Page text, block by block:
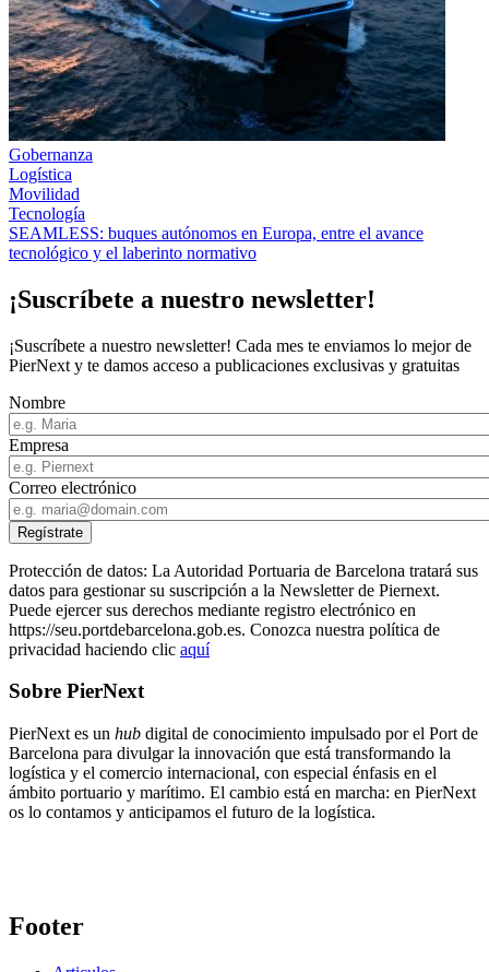
Gobernanza
Logística
Movilidad
Tecnología
SEAMLESS: buques autónomos en Europa, entre el avance
tecnológico y el laberinto normativo
¡Suscríbete a nuestro newsletter!
¡Suscríbete a nuestro newsletter! Cada mes te enviamos lo mejor de
PierNext y te damos acceso a publicaciones exclusivas y gratuitas
Nombre
Empresa
Correo electrónico
Protección de datos: La Autoridad Portuaria de Barcelona tratará sus
datos para gestionar su suscripción a la Newsletter de Piernext.
Puede ejercer sus derechos mediante registro electrónico en
https://seu.portdebarcelona.gob.es. Conozca nuestra política de
privacidad haciendo clic aquí
Sobre PierNext
PierNext es un hub digital de conocimiento impulsado por el Port de
Barcelona para divulgar la innovación que está transformando la
logística y el comercio internacional, con especial énfasis en el
ámbito portuario y marítimo. El cambio está en marcha: en PierNext
os lo contamos y anticipamos el futuro de la logística.
Footer